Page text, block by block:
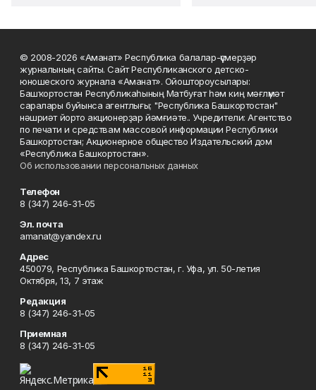
© 2008-2026 «Аманат» Республика балалар-үҫмерҙәр
журналының сайты. Сайт Республиканского детско-
юношеского журнала «Аманат». Ойоштороусылары:
Башҡортостан Республикаһының Матбуғат һәм киң мәғлүмәт
саралары буйынса агентлығы; "Республика Башкортостан"
нәшриәт йорто акционерҙар йәмғиәте.. Учредители: Агентство
по печати и средствам массовой информации Республики
Башкортостан; Акционерное общество Издательский дом
«Республика Башкортостан».
Об использовании персональных данных
Телефон
8 (347) 246-31-05
Эл. почта
amanat@yandex.ru
Адрес
450079, Республика Башкортостан, г. Уфа, ул. 50-летия
Октября, 13, 7 этаж
Редакция
8 (347) 246-31-05
Приемная
8 (347) 246-31-05